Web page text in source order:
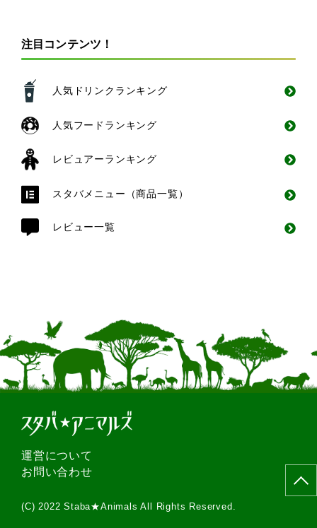
注目コンテンツ！
人気ドリンクランキング
人気フードランキング
レビュアーランキング
スタバメニュー（商品一覧）
レビュー一覧
運営について
お問い合わせ
(C) 2022 Staba★Animals All Rights Reserved.